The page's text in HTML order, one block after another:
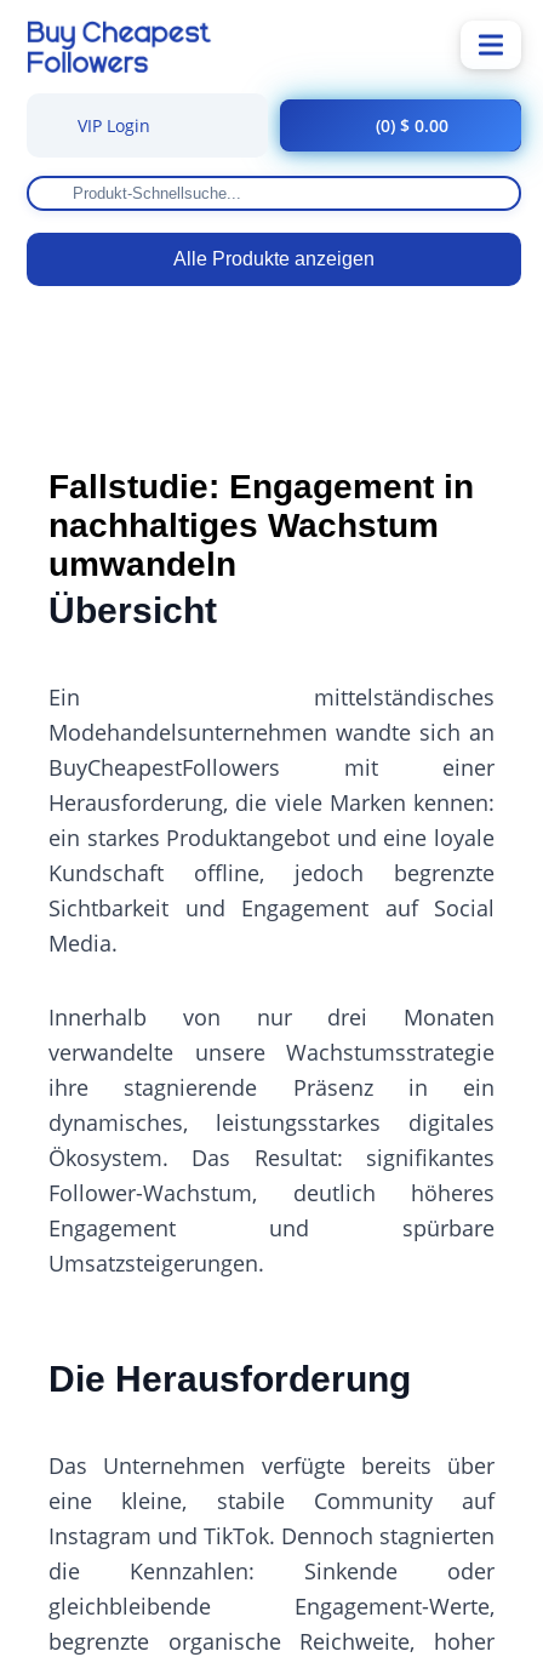
Alle Produkte anzeigen
VIP Login (0) $ 0.00
Fallstudie: Engagement in
nachhaltiges Wachstum
umwandeln
Übersicht
Ein mittelständisches
Modehandelsunternehmen wandte sich an
BuyCheapestFollowers mit einer
Herausforderung, die viele Marken kennen:
ein starkes Produktangebot und eine loyale
Kundschaft offline, jedoch begrenzte
Sichtbarkeit und Engagement auf Social
Media.
Innerhalb von nur drei Monaten
verwandelte unsere Wachstumsstrategie
ihre stagnierende Präsenz in ein
dynamisches, leistungsstarkes digitales
Ökosystem. Das Resultat: signifikantes
Follower-Wachstum, deutlich höheres
Engagement und spürbare
Umsatzsteigerungen.
Die Herausforderung
Das Unternehmen verfügte bereits über
eine kleine, stabile Community auf
Instagram und TikTok. Dennoch stagnierten
die Kennzahlen: Sinkende oder
gleichbleibende Engagement-Werte,
begrenzte organische Reichweite, hoher